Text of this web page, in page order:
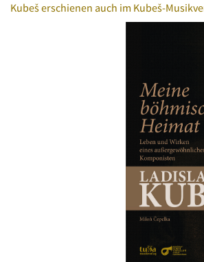
Kubeš erschienen auch im Kubeš-